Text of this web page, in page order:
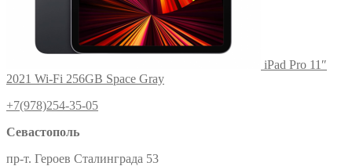
iPad Pro 11″
2021 Wi-Fi 256GB Space Gray
+7(978)254-35-05
Севастополь
пр-т. Героев Сталинграда 53